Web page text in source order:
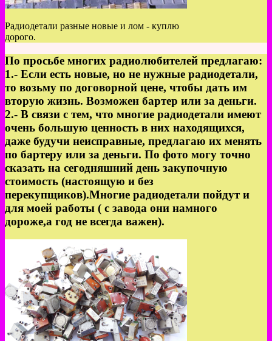
Радиодетали разные новые и лом - куплю
дорого.
По просьбе многих радиолюбителей предлагаю:
1.- Если есть новые, но не нужные радиодетали,
то возьму по договорной цене, чтобы дать им
вторую жизнь. Возможен бартер или за деньги.
2.- В связи с тем, что многие радиодетали имеют
очень большую ценность в них находящихся,
даже будучи неисправные, предлагаю их менять
по бартеру или за деньги. По фото могу точно
сказать на сегодняшний день закупочную
стоимость (настоящую и без
перекупщиков).Многие радиодетали пойдут и
для моей работы ( с завода они намного
дороже,а год не всегда важен).